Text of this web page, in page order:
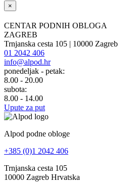
×
CENTAR PODNIH OBLOGA
ZAGREB
Trnjanska cesta 105 | 10000 Zagreb
01 2042 406
info@alpod.hr
ponedeljak - petak:
8.00 - 20.00
subota:
8.00 - 14.00
Upute za put
Alpod podne obloge
+385 (0)1 2042 406
Trnjanska cesta 105
10000 Zagreb Hrvatska